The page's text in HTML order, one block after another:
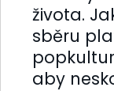
života.
sběru
aby